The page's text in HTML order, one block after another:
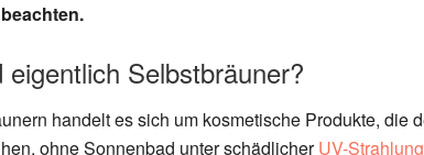
eigentlich Selbstbräuner?
handelt es sich um kosmetische Produkte, die
ohne Sonnenbad unter schädlicherUV-Strahlung